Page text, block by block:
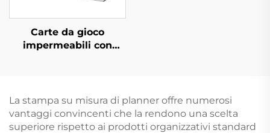
Carte da gioco
impermeabili con
plastica, carte da
poker personalizzate
La stampa su misura di planner offre numerosi
vantaggi convincenti che la rendono una scelta
superiore rispetto ai prodotti organizzativi standard